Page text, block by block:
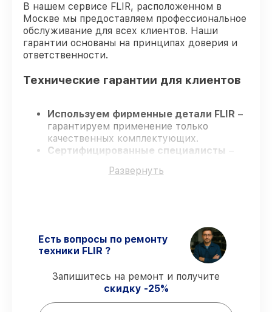
В нашем сервисе FLIR, расположенном в
Москве мы предоставляем профессиональное
обслуживание для всех клиентов. Наши
гарантии основаны на принципах доверия и
ответственности.
Технические гарантии для клиентов
Используем фирменные детали FLIR –
гарантируем применение только
качественных комплектующих.
Сертифицированные специалисты –
навыков, что подтверждает уровень их
Гарантийное сопровождение – все
ремонтные услуги и комплектующие
защищены официальной гарантией FLIR.
Мы гарантируем:
Развернуть
Есть вопросы по ремонту
техники FLIR ?
Запишитесь на ремонт и получите
скидку -25%